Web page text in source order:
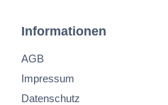
Informationen
AGB
Impressum
Datenschutz